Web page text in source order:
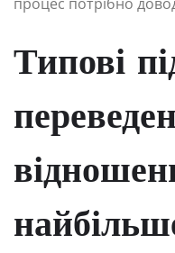
процес потрібно
Типові